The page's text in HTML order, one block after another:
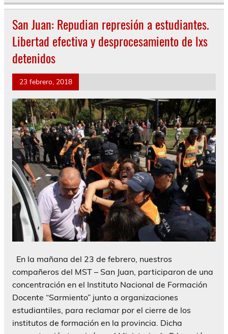
San Juan: Repudian represión a estudiantes.
Libertad efectiva y desprocesamiento de lxs
detenidos
23 febrero, 2018
En la mañana del 23 de febrero, nuestros
compañeros del MST – San Juan, participaron de una
concentración en el Instituto Nacional de Formación
Docente “Sarmiento” junto a organizaciones
estudiantiles, para reclamar por el cierre de los
institutos de formación en la provincia. Dicha